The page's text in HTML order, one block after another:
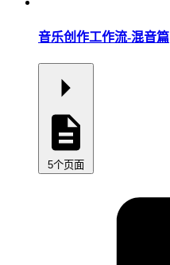
音乐创作工作流-混音篇
5个页面